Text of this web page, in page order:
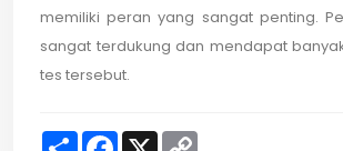
memiliki peran yang sangat penting.
sangat terdukung dan mendapat
tes tersebut.
S
F
X